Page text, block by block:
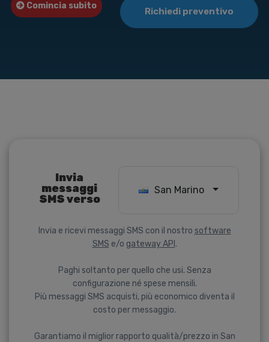
Comincia subito
Richiedi preventivo
Invia
messaggi
SMS verso
San Marino
Invia e ricevi messaggi SMS con il nostro software
SMS e/o gateway API .
Paghi soltanto per quello che usi. Senza
configurazione né spese mensili.
Più messaggi SMS acquisti, più economico diventa il
costo per messaggio.
Garantiamo il miglior rapporto qualità/prezzo in San